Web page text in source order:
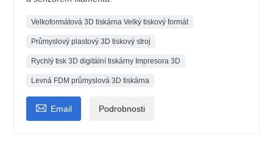
Velkoformátová 3D tiskárna Velký tiskový formát
Průmyslový plastový 3D tiskový stroj
Rychlý tisk 3D digitální tiskárny Impresora 3D
Levná FDM průmyslová 3D tiskárna
 Email Podrobnosti